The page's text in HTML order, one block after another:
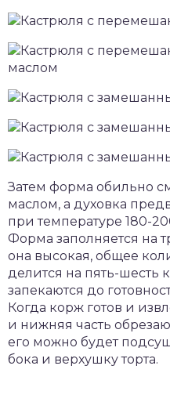
Затем форма обильно
маслом, а духовка
при температуре 180-
Форма заполняется на
она высокая, общее
делится на пять-шесть
запекаются до
Когда корж готов и
и нижняя часть
его можно будет
бока и верхушку торта.